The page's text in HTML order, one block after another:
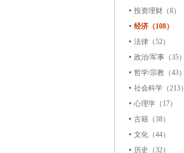
投资理财 （8）
经济（108）
法律 （52）
政治/军事 （35）
哲学/宗教 （43）
社会科学 （213）
心理学 （17）
古籍 （38）
文化 （44）
历史
（32）